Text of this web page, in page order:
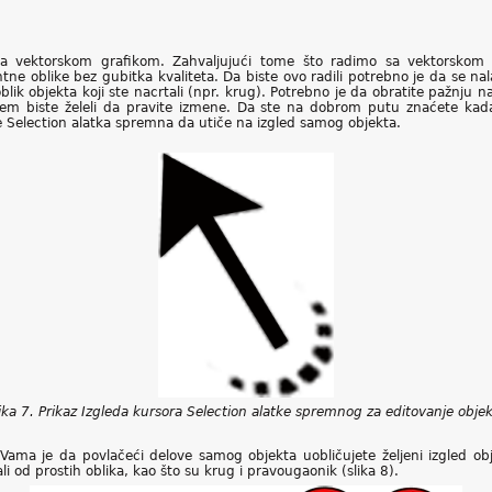
vektorskom grafikom. Zahvaljujući tome što radimo sa
oblike bez gubitka kvaliteta. Da biste ovo radili potrebno je da se
objekta koji ste nacrtali (npr. krug). Potrebno je da obratite pažnju
biste želeli da pravite izmene. Da ste na dobrom putu znaćete
alatka spremna da utiče na izgled samog objekta.
7. Prikaz Izgleda kursora Selection alatke spremnog za editovanje
je da povlačeći delove samog objekta uobličujete željeni izgled
od prostih oblika, kao što su krug i pravougaonik (slika 8).